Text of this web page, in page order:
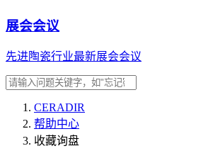
展会会议
先进陶瓷行业最新展会会议
CERADIR
帮助中心
收藏询盘